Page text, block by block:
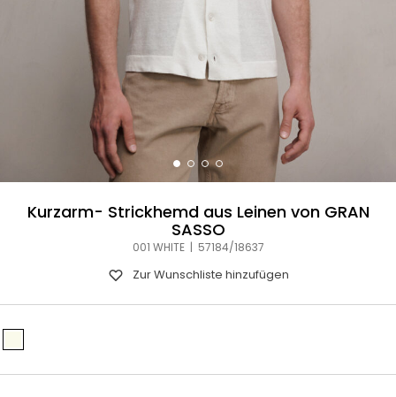
Kurzarm- Strickhemd aus Leinen von GRAN
SASSO
001 WHITE | 57184/18637
Zur Wunschliste hinzufügen